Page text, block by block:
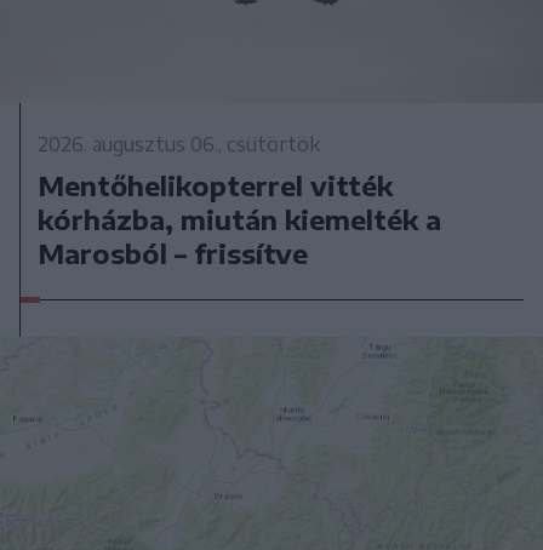
2026. augusztus 06., csütörtök
Mentőhelikopterrel vitték
kórházba, miután kiemelték a
Marosból – frissítve